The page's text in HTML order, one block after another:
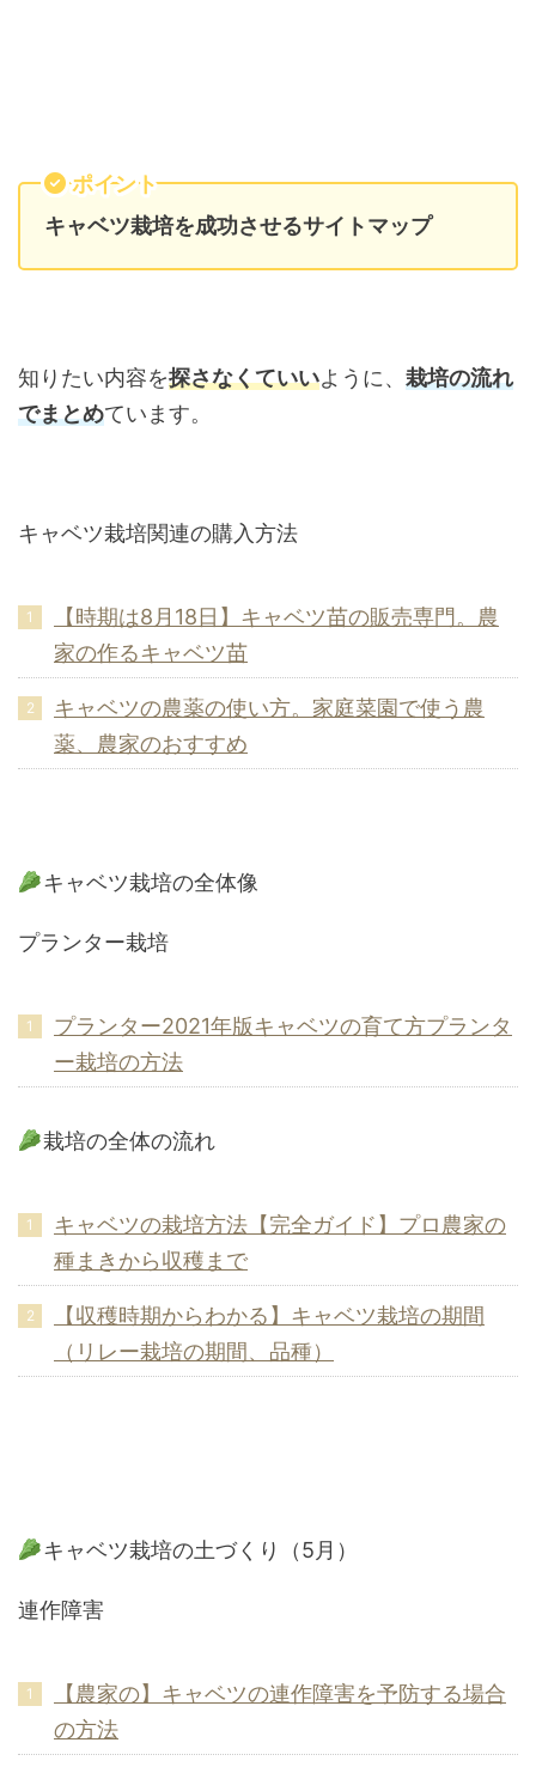
ポイント
キャベツ栽培を成功させるサイトマップ
知りたい内容を探さなくていいように、 栽培の流れ
でまとめています。
キャベツ栽培関連の購入方法
【時期は8月18日】キャベツ苗の販売専門。農
家の作るキャベツ苗
キャベツの農薬の使い方。家庭菜園で使う農
薬、農家のおすすめ
キャベツ栽培の全体像
プランター栽培
プランター2021年版キャベツの育て方プランタ
ー栽培の方法
栽培の全体の流れ
キャベツの栽培方法【完全ガイド】プロ農家の
種まきから収穫まで
【収穫時期からわかる】キャベツ栽培の期間
（リレー栽培の期間、品種）
キャベツ栽培の土づくり（5月）
連作障害
【農家の】キャベツの連作障害を予防する場合
の方法